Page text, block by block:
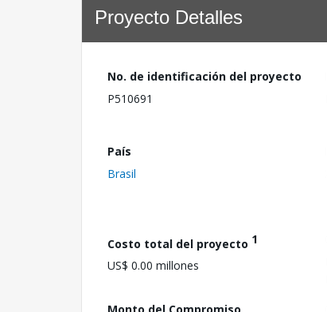
Proyecto Detalles
No. de identificación del proyecto
P510691
País
Brasil
Costo total del proyecto 1
US$ 0.00 millones
Monto del Compromiso